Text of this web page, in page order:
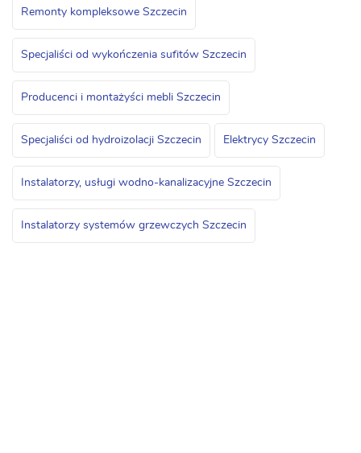
Remonty kompleksowe Szczecin
Specjaliści od wykończenia sufitów Szczecin
Producenci i montażyści mebli Szczecin
Specjaliści od hydroizolacji Szczecin Elektrycy Szczecin
Instalatorzy, usługi wodno-kanalizacyjne Szczecin
Instalatorzy systemów grzewczych Szczecin